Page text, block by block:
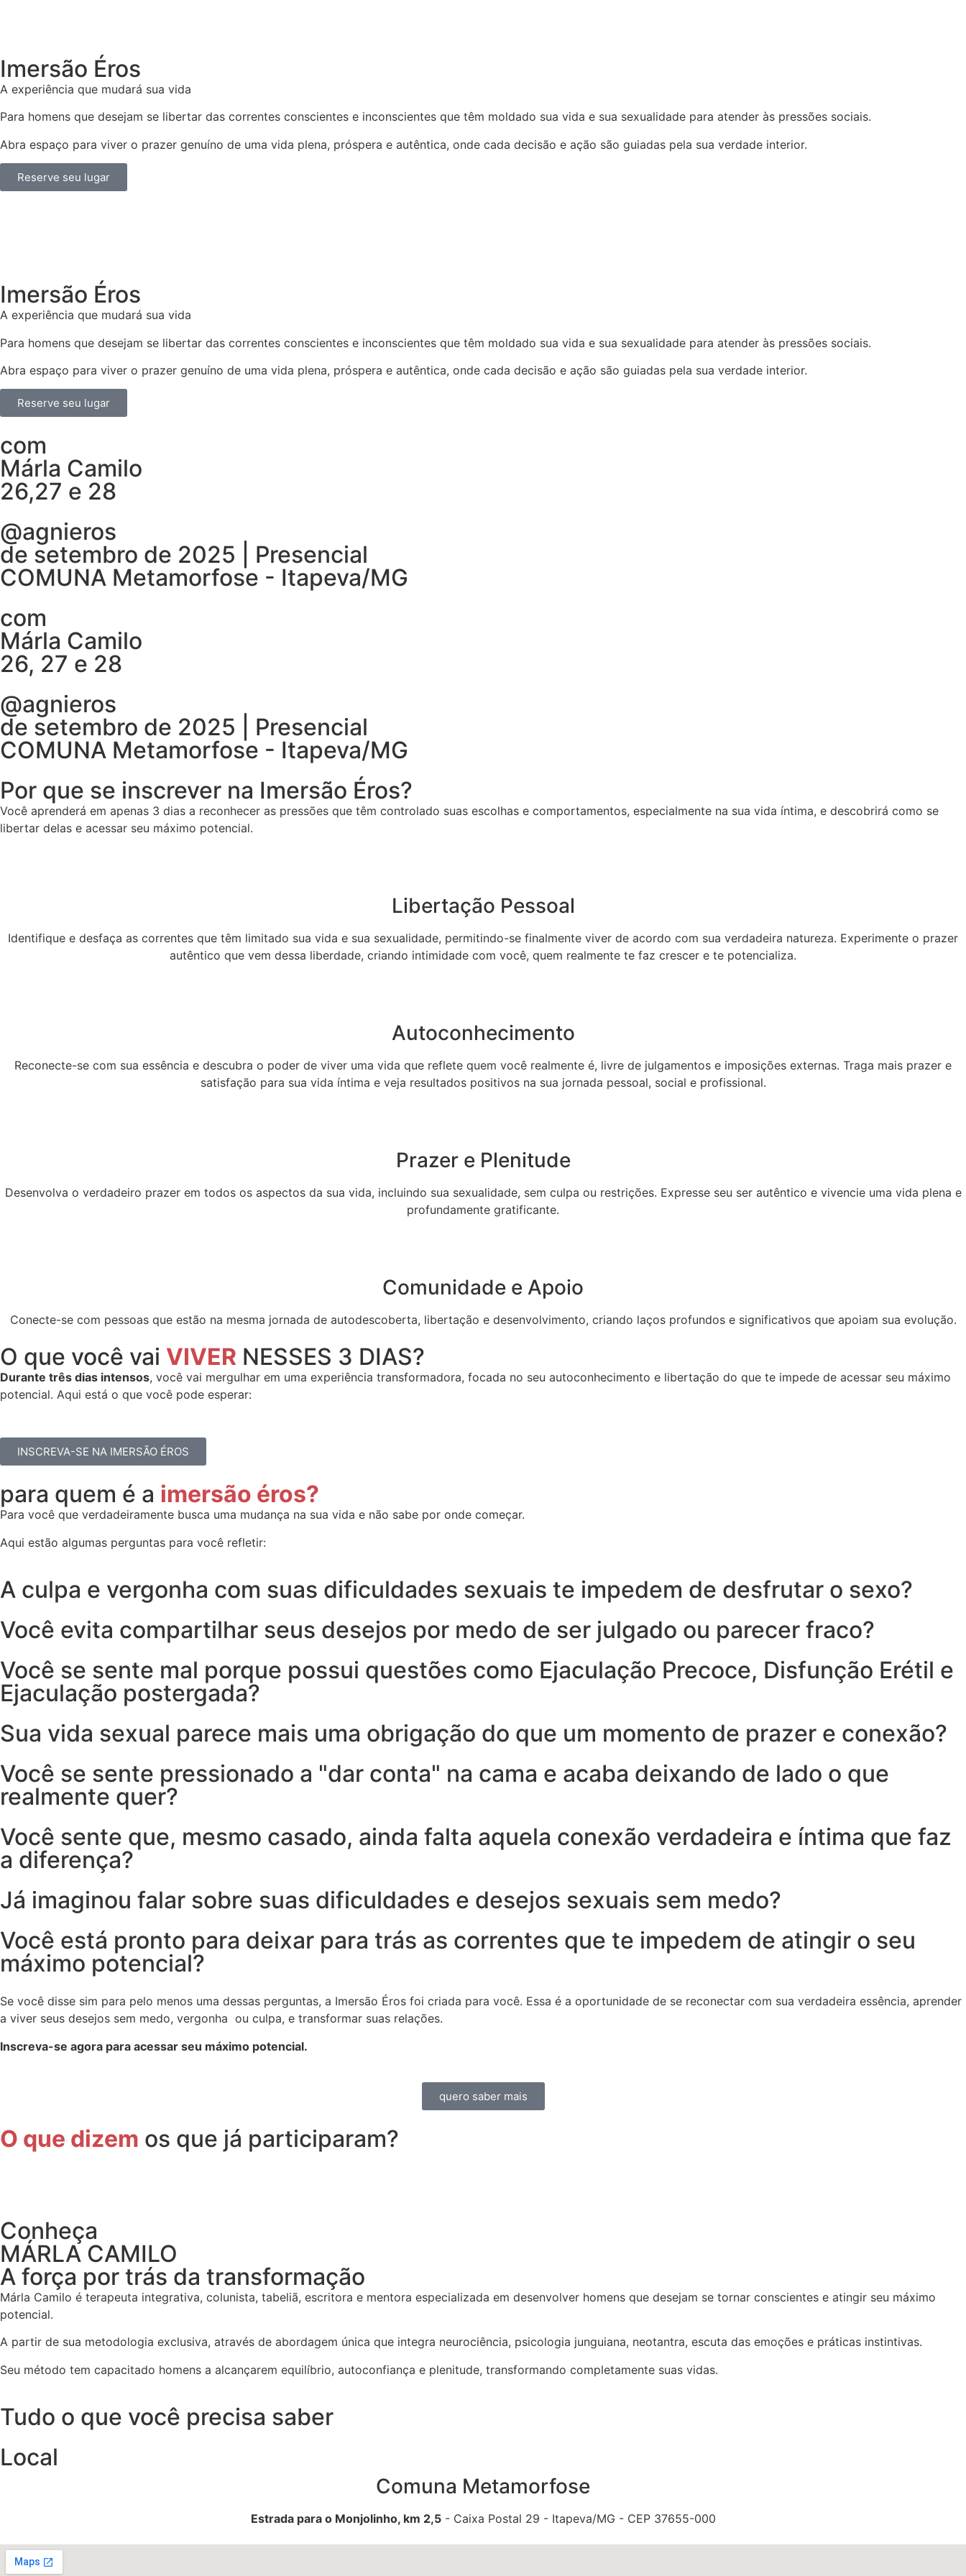
Imersão Éros
A experiência que mudará sua vida
Para homens que desejam se libertar das correntes conscientes e inconscientes que têm moldado sua vida e sua sexualidade para atender às pressões sociais.
Abra espaço para viver o prazer genuíno de uma vida plena, próspera e autêntica, onde cada decisão e ação são guiadas pela sua verdade interior.
Reserve seu lugar
Imersão Éros
A experiência que mudará sua vida
Para homens que desejam se libertar das correntes conscientes e inconscientes que têm moldado sua vida e sua sexualidade para atender às pressões sociais.
Abra espaço para viver o prazer genuíno de uma vida plena, próspera e autêntica, onde cada decisão e ação são guiadas pela sua verdade interior.
Reserve seu lugar
com
Márla Camilo
26,27 e 28
@agnieros
de setembro de 2025 | Presencial
COMUNA Metamorfose - Itapeva/MG
com
Márla Camilo
26, 27 e 28
@agnieros
de setembro de 2025 | Presencial
COMUNA Metamorfose - Itapeva/MG
Por que se inscrever na Imersão Éros?
Você aprenderá em apenas 3 dias a reconhecer as pressões que têm controlado suas escolhas e comportamentos, especialmente na sua vida íntima, e descobrirá como se
libertar delas e acessar seu máximo potencial.
Libertação Pessoal
Identifique e desfaça as correntes que têm limitado sua vida e sua sexualidade, permitindo-se finalmente viver de acordo com sua verdadeira natureza. Experimente o prazer
autêntico que vem dessa liberdade, criando intimidade com você, quem realmente te faz crescer e te potencializa.
Autoconhecimento
Reconecte-se com sua essência e descubra o poder de viver uma vida que reflete quem você realmente é, livre de julgamentos e imposições externas. Traga mais prazer e
satisfação para sua vida íntima e veja resultados positivos na sua jornada pessoal, social e profissional.
Prazer e Plenitude
Desenvolva o verdadeiro prazer em todos os aspectos da sua vida, incluindo sua sexualidade, sem culpa ou restrições. Expresse seu ser autêntico e vivencie uma vida plena e
profundamente gratificante.
Comunidade e Apoio
Conecte-se com pessoas que estão na mesma jornada de autodescoberta, libertação e desenvolvimento, criando laços profundos e significativos que apoiam sua evolução.
O que você vai VIVER NESSES 3 DIAS?
Durante três dias intensos, você vai mergulhar em uma experiência transformadora, focada no seu autoconhecimento e libertação do que te impede de acessar seu máximo
potencial. Aqui está o que você pode esperar:
INSCREVA-SE NA IMERSÃO ÉROS
para quem é a imersão éros?
Para você que verdadeiramente busca uma mudança na sua vida e não sabe por onde começar.
Aqui estão algumas perguntas para você refletir:
A culpa e vergonha com suas dificuldades sexuais te impedem de desfrutar o sexo?
Você evita compartilhar seus desejos por medo de ser julgado ou parecer fraco?
Você se sente mal porque possui questões como Ejaculação Precoce, Disfunção Erétil e
Ejaculação postergada?
Sua vida sexual parece mais uma obrigação do que um momento de prazer e conexão?
Você se sente pressionado a "dar conta" na cama e acaba deixando de lado o que
realmente quer?
Você sente que, mesmo casado, ainda falta aquela conexão verdadeira e íntima que faz
a diferença?
Já imaginou falar sobre suas dificuldades e desejos sexuais sem medo?
Você está pronto para deixar para trás as correntes que te impedem de atingir o seu
máximo potencial?
Se você disse sim para pelo menos uma dessas perguntas, a Imersão Éros foi criada para você. Essa é a oportunidade de se reconectar com sua verdadeira essência, aprender
a viver seus desejos sem medo, vergonha ou culpa, e transformar suas relações.
Inscreva-se agora para acessar seu máximo potencial.
quero saber mais
O que dizem os que já participaram?
Conheça
MÁRLA CAMILO
A força por trás da transformação
Márla Camilo é terapeuta integrativa, colunista, tabeliã, escritora e mentora especializada em desenvolver homens que desejam se tornar conscientes e atingir seu máximo
potencial.
A partir de sua metodologia exclusiva, através de abordagem única que integra neurociência, psicologia junguiana, neotantra, escuta das emoções e práticas instintivas.
Seu método tem capacitado homens a alcançarem equilíbrio, autoconfiança e plenitude, transformando completamente suas vidas.
Tudo o que você precisa saber
Local
Comuna Metamorfose
Estrada para o Monjolinho, km 2,5- Caixa Postal 29 - Itapeva/MG - CEP 37655-000